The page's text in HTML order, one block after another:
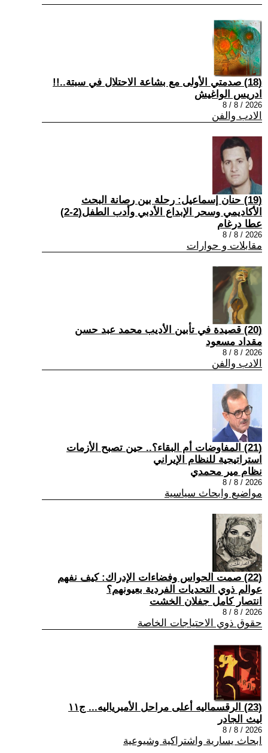
(18) صدمتي الأولى مع بشاعة الاحتلال في سبتة..!!
ادريس الواغيش
2026 / 8 / 8
الادب والفن
(19) حنان إسماعيل: رحلة بين رصانة البحث
الأكاديمي وسحر الإبداع الأدبي وأدب الطفل(2-2)
عطا درغام
2026 / 8 / 8
مقابلات و حوارات
(20) قصيدة في تأبين الأديب محمد عبد حسن
مقداد مسعود
2026 / 8 / 8
الادب والفن
(21) المفاوضات أم البقاء؟.. حين تصبح الأزمات
استراتيجية للنظام الإيراني
نظام مير محمدي
2026 / 8 / 8
مواضيع وابحاث سياسية
(22) صمت الحواس وفضاءات الإدراك: كيف نفهم
عوالم ذوي التحديات الفردية بعيونهم؟
انتصار كامل جفلان الخشت
2026 / 8 / 8
حقوق ذوي الاحتياجات الخاصة
(23) الرقسماليه أعلى مراحل الأمبرياليه... ج١١
ليث الجادر
2026 / 8 / 8
ابحاث يسارية واشتراكية وشيوعية